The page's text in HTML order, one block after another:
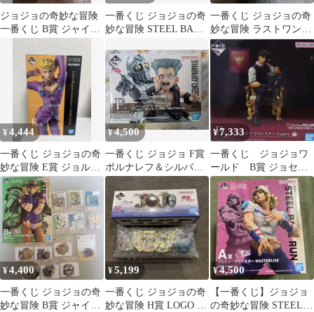
ジョジョの奇妙な冒険
一番くじ B賞 ジャイ
一番くじ ジョジョの奇
妙な冒険 STEEL BALL
一番くじ ジョジョの奇
妙な冒険 ラストワン賞
ディエゴ・ブランドー
¥4,444
一番くじ ジョジョの奇
妙な冒険 E賞 ジョル
ノ・ジョバァーナ フィ
ギュア
¥4,500
一番くじ ジョジョ F賞
ポルナレフ＆シルバー
チャリオッツ フィギュ
ア
¥7,333
一番くじ ジョジョワ
ールド B賞 ジョセ
フ・ジョースター フ
ィギュア
¥4,400
一番くじ ジョジョの奇
妙な冒険 B賞 ジャイ
¥5,199
一番くじ ジョジョの奇
妙な冒険 H賞 LOGO de
¥4,500
【一番くじ】ジョジョ
の奇妙な冒険 STEEL